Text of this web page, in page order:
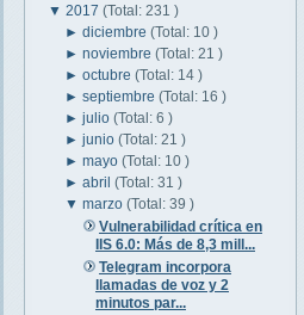
▼ 2017 (Total: 231 )
►diciembre(Total: 10 )
►noviembre(Total: 21 )
►octubre(Total: 14 )
►septiembre(Total: 16 )
►julio(Total: 6 )
►junio(Total: 21 )
►mayo(Total: 10 )
►abril(Total: 31 )
▼marzo(Total: 39 )
Vulnerabilidad crítica en
IIS 6.0: Más de 8,3 mill...
Telegram incorpora
llamadas de voz y 2
minutos par...